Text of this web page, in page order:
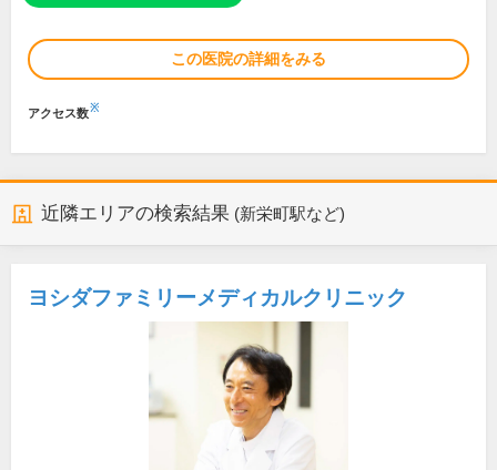
この医院の詳細をみる
アクセス数※
近隣エリアの検索結果 (新栄町駅など)
ヨシダファミリーメディカルクリニック